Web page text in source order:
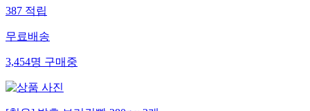
387적립
무료배송
3,454명구매중